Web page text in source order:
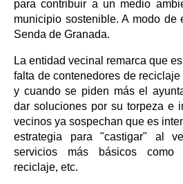
para contribuir a un medio
municipio sostenible. A modo de
Senda de Granada.
La entidad vecinal remarca que
falta de contenedores de
y cuando se piden más el
dar soluciones por su torpeza e
vecinos ya sospechan que es
estrategia para "castigar" al
servicios más básicos como
reciclaje, etc.